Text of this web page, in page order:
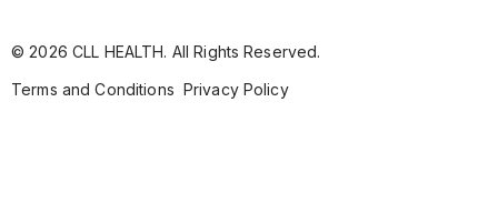
© 2026 CLL HEALTH. All Rights Reserved.
Terms and Conditions Privacy Policy